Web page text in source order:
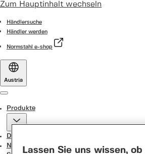
Zum Hauptinhalt wechseln
Händlersuche
Händler werden
Normstahl e-shop
Austria
Produkte
Door Designer
News
Lassen Sie uns wissen, ob